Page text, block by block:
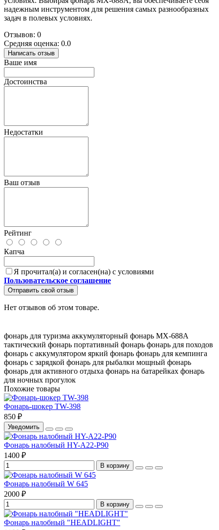
надежным инструментом для решения самых разнообразных
задач в полевых условиях.
Отзывов: 0
Средняя оценка: 0.0
Написать отзыв
Ваше имя
Достоинства
Недостатки
Ваш отзыв
Рейтинг
Капча
Я прочитал(а) и согласен(на) с условиями
Пользовательское соглашение
Отправить свой отзыв
Нет отзывов об этом товаре.
фонарь для туризма аккумуляторный фонарь МХ-688А
тактический фонарь портативный фонарь фонарь для походов
фонарь с аккумулятором яркий фонарь фонарь для кемпинга
фонарь с зарядкой фонарь для рыбалки мощный фонарь
фонарь для активного отдыха фонарь на батарейках фонарь
для ночных прогулок
Похожие товары
Фонарь-шокер TW-398
850 ₽
Уведомить
Фонарь налобный HY-A22-P90
1400 ₽
В корзину
Фонарь налобный W 645
2000 ₽
В корзину
Фонарь налобный "HEADLIGHT"